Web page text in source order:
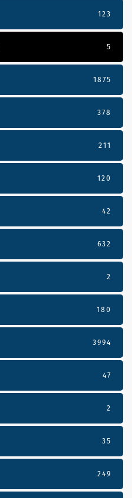
123
5
1875
378
211
120
42
632
2
180
3994
47
2
35
249